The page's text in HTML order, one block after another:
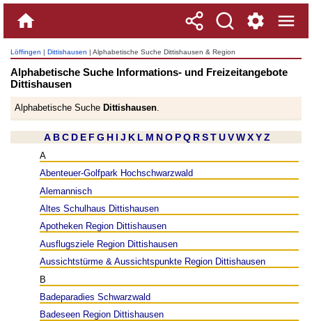
Löffingen | Dittishausen | Alphabetische Suche Dittishausen & Region
Alphabetische Suche Informations- und Freizeitangebote
Dittishausen
Alphabetische Suche Dittishausen.
A BC D E F G H I J K L M NO PQ RSTUVWXYZ
A
Abenteuer-Golfpark Hochschwarzwald
Alemannisch
Altes Schulhaus Dittishausen
Apotheken Region Dittishausen
Ausflugsziele Region Dittishausen
Aussichtstürme & Aussichtspunkte Region Dittishausen
B
Badeparadies Schwarzwald
Badeseen Region Dittishausen